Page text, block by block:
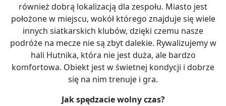
również dobrą lokalizacją dla zespołu. Miasto jest
położone w miejscu, wokół którego znajduje się wiele
innych siatkarskich klubów, dzięki czemu nasze
podróże na mecze nie są zbyt dalekie. Rywalizujemy w
hali Hutnika, która nie jest duża, ale bardzo
komfortowa. Obiekt jest w świetnej kondycji i dobrze
się na nim trenuje i gra.
Jak spędzacie wolny czas?